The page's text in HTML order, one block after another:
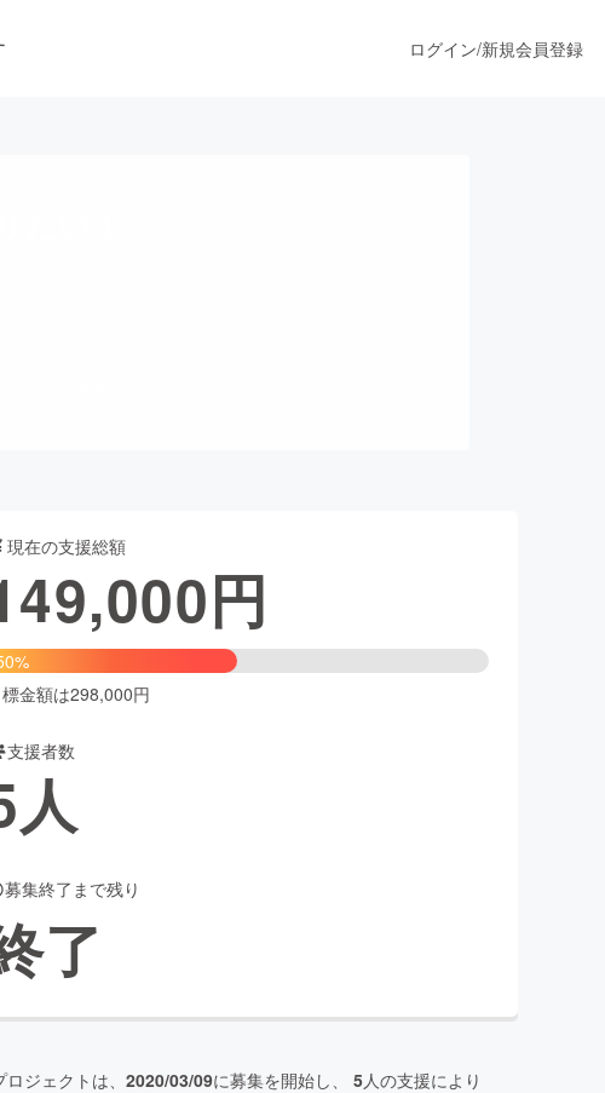
ログイン/新規会員登録
現在の支援総額
円
標金額は298,000円
支援者数
人
募集終了まで残り
了
ジェクトは、 2020/03/09に募集を開始し、 5人の支援により